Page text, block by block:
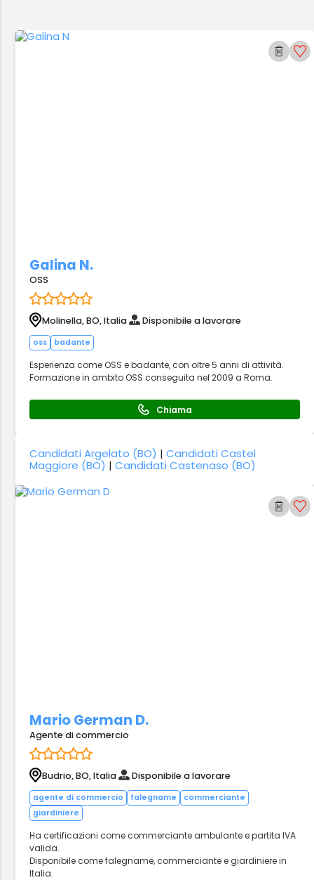
Galina N.
OSS
Molinella, BO, Italia Disponibile a lavorare
oss badante
Esperienza come OSS e badante, con oltre 5 anni di attività.
Formazione in ambito OSS conseguita nel 2009 a Roma.
Chiama
Candidati Argelato (BO) |Candidati Castel
Maggiore (BO) |Candidati Castenaso (BO)
Mario German D.
Agente di commercio
Budrio, BO, Italia Disponibile a lavorare
agente di commercio falegname
commerciante
giardiniere
Ha certificazioni come commerciante ambulante e partita IVA
valida.
Disponibile come falegname, commerciante e giardiniere in
Italia.